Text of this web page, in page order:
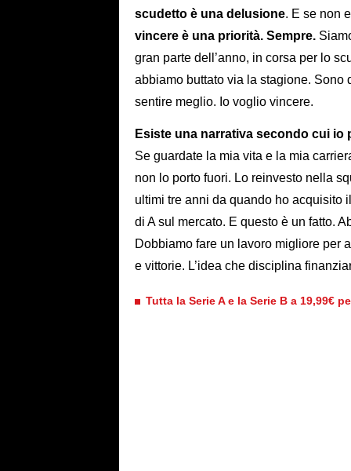
scudetto è una delusione. E se non
vincere è una priorità. Sempre.
gran parte dell’anno, in corsa per lo
abbiamo buttato via la stagione. Sono
sentire meglio. Io voglio vincere.
Esiste una narrativa secondo cui
Se guardate la mia vita e la mia
non lo porto fuori. Lo reinvesto nella
ultimi tre anni da quando ho acquisito
di A sul mercato. E questo è un fatto.
Dobbiamo fare un lavoro migliore per
e vittorie. L’idea che disciplina
Tutta la Serie A e la Serie B a 19,99€